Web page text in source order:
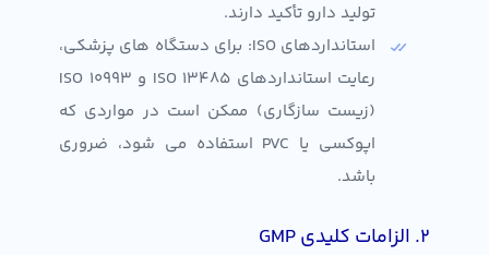
تولید دارو تأکید دارند.
استانداردهای ISO: برای دستگاه های پزشکی،
رعایت استانداردهای ISO 13485 و ISO 10993
(زیست سازگاری) ممکن است در مواردی که
اپوکسی یا PVC استفاده می شود، ضروری
باشد.
۲. الزامات کلیدی GMP